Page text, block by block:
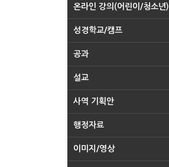
온라인 강의(어린이/청소년)
성경학교/캠프
공과
설교
사역 기획안
행정자료
이미지/영상